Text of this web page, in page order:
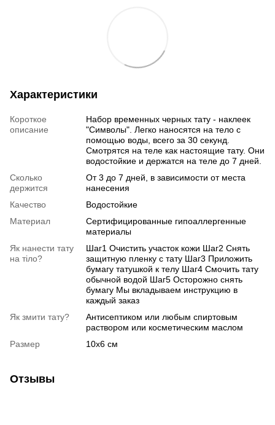
Характеристики
Короткое
описание
Набор временных черных тату - наклеек
"Символы". Легко наносятся на тело с
помощью воды, всего за 30 секунд.
Смотрятся на теле как настоящие тату. Они
водостойкие и держатся на теле до 7 дней.
Сколько
держится
От 3 до 7 дней, в зависимости от места
нанесения
Качество
Водостойкие
Материал
Сертифицированные гипоаллергенные
материалы
Як нанести тату
на тіло?
Шаг1 Очистить участок кожи Шаг2 Снять
защитную пленку с тату Шаг3 Приложить
бумагу татушкой к телу Шаг4 Смочить тату
обычной водой Шаг5 Осторожно снять
бумагу Мы вкладываем инструкцию в
каждый заказ
Як змити тату?
Антисептиком или любым спиртовым
раствором или косметическим маслом
Размер
10х6 см
Отзывы